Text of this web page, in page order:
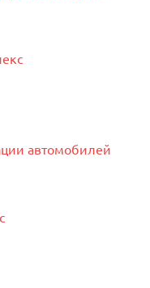
автомобилей